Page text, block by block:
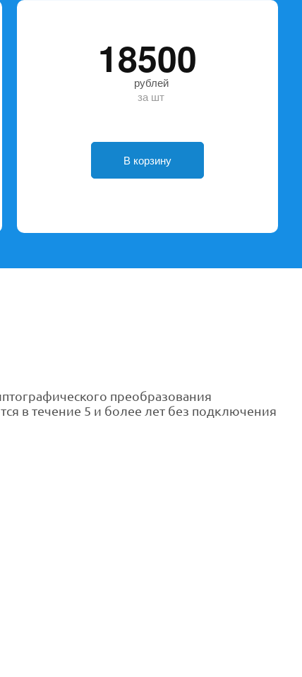
18500
рублей
за шт
В корзину
преобразования
в течение 5 и более лет без подключения